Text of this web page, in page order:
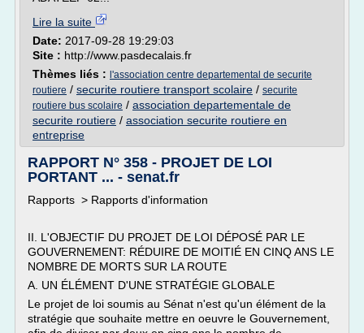
Lire la suite
Date: 2017-09-28 19:29:03
Site : http://www.pasdecalais.fr
Thèmes liés : l'association centre departemental de securite
routiere / securite routiere transport scolaire / securite
routiere bus scolaire / association departementale de
securite routiere / association securite routiere en
entreprise
RAPPORT N° 358 - PROJET DE LOI
PORTANT ... - senat.fr
Rapports > Rapports d'information
II. L'OBJECTIF DU PROJET DE LOI DÉPOSÉ PAR LE
GOUVERNEMENT: RÉDUIRE DE MOITIÉ EN CINQ ANS LE
NOMBRE DE MORTS SUR LA ROUTE
A. UN ÉLÉMENT D'UNE STRATÉGIE GLOBALE
Le projet de loi soumis au Sénat n'est qu'un élément de la
stratégie que souhaite mettre en oeuvre le Gouvernement,